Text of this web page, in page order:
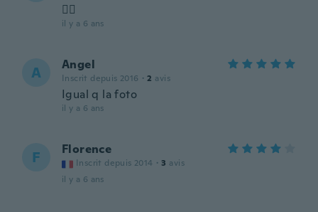
👌🏻
il y a 6 ans
A Angel
Inscrit depuis 2016 · 2 avis
Igual q la foto
il y a 6 ans
F Florence
Inscrit depuis 2014 · 3 avis
il y a 6 ans